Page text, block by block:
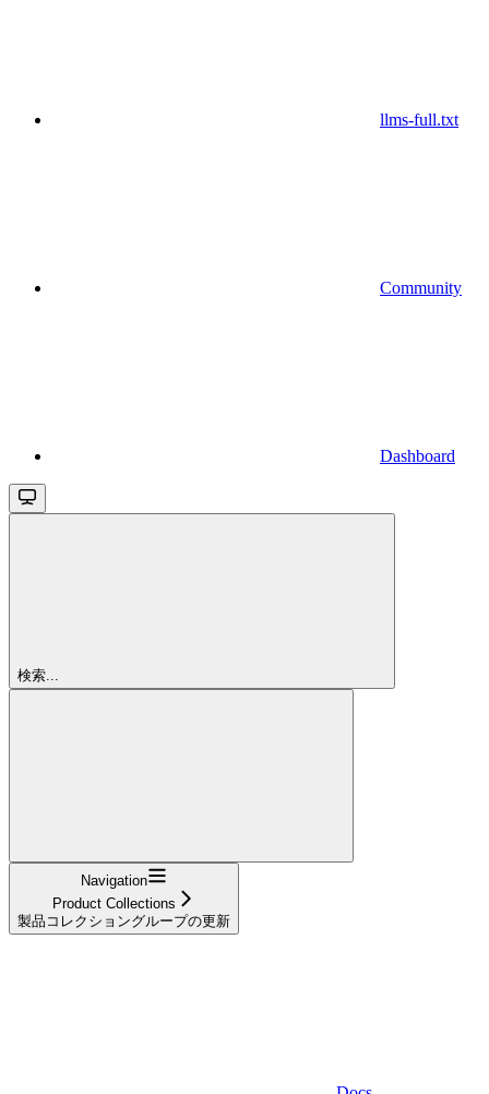
llms-full.txt
Community
Dashboard
検索...
Navigation
Product Collections
製品コレクショングループの更新